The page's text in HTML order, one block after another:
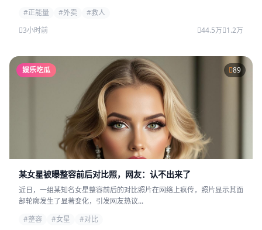
#正能量
#外卖
#救人
3小时前
44.5万 1.2万
娱乐吃瓜 89
某女星被曝整容前后对比照，网友：认不出来了
近日，一组某知名女星整容前后的对比照片在网络上疯传，照片显示其面
部轮廓发生了显著变化，引发网友热议...
#整容
#女星
#对比